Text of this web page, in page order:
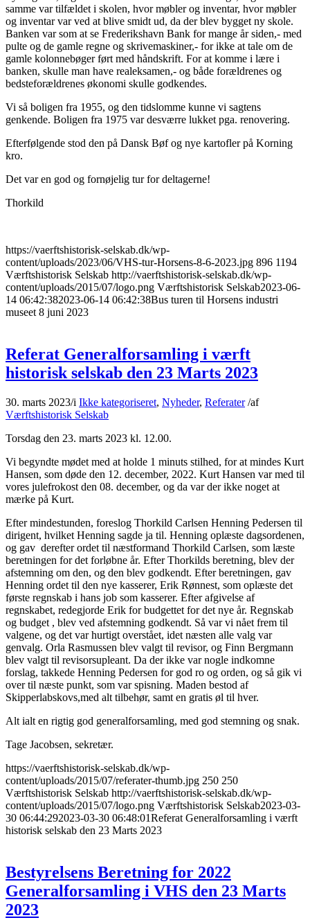
samme var tilfældet i skolen, hvor møbler og inventar, hvor møbler
og inventar var ved at blive smidt ud, da der blev bygget ny skole.
Banken var som at se Frederikshavn Bank for mange år siden,- med
pulte og de gamle regne og skrivemaskiner,- for ikke at tale om de
gamle kolonnebøger ført med håndskrift. For at komme i lære i
banken, skulle man have realeksamen,- og både forældrenes og
bedsteforældrenes økonomi skulle godkendes.
Vi så boligen fra 1955, og den tidslomme kunne vi sagtens
genkende. Boligen fra 1975 var desværre lukket pga. renovering.
Efterfølgende stod den på Dansk Bøf og nye kartofler på Korning
kro.
Det var en god og fornøjelig tur for deltagerne!
Thorkild
https://vaerftshistorisk-selskab.dk/wp-
content/uploads/2023/06/VHS-tur-Horsens-8-6-2023.jpg 896 1194
Værftshistorisk Selskab http://vaerftshistorisk-selskab.dk/wp-
content/uploads/2015/07/logo.png Værftshistorisk Selskab2023-06-
14 06:42:382023-06-14 06:42:38Bus turen til Horsens industri
museet 8 juni 2023
Referat Generalforsamling i værft
historisk selskab den 23 Marts 2023
30. marts 2023/i Ikke kategoriseret, Nyheder, Referater /af
Værftshistorisk Selskab
Torsdag den 23. marts 2023 kl. 12.00.
Vi begyndte mødet med at holde 1 minuts stilhed, for at mindes Kurt
Hansen, som døde den 12. december, 2022. Kurt Hansen var med til
vores julefrokost den 08. december, og da var der ikke noget at
mærke på Kurt.
Efter mindestunden, foreslog Thorkild Carlsen Henning Pedersen til
dirigent, hvilket Henning sagde ja til. Henning oplæste dagsordenen,
og gav derefter ordet til næstformand Thorkild Carlsen, som læste
beretningen for det forløbne år. Efter Thorkilds beretning, blev der
afstemning om den, og den blev godkendt. Efter beretningen, gav
Henning ordet til den nye kasserer, Erik Rønnest, som oplæste det
første regnskab i hans job som kasserer. Efter afgivelse af
regnskabet, redegjorde Erik for budgettet for det nye år. Regnskab
og budget , blev ved afstemning godkendt. Så var vi nået frem til
valgene, og det var hurtigt overstået, idet næsten alle valg var
genvalg. Orla Rasmussen blev valgt til revisor, og Finn Bergmann
blev valgt til revisorsupleant. Da der ikke var nogle indkomne
forslag, takkede Henning Pedersen for god ro og orden, og så gik vi
over til næste punkt, som var spisning. Maden bestod af
Skipperlabskovs,med alt tilbehør, samt en gratis øl til hver.
Alt ialt en rigtig god generalforsamling, med god stemning og snak.
Tage Jacobsen, sekretær.
https://vaerftshistorisk-selskab.dk/wp-
content/uploads/2015/07/referater-thumb.jpg 250 250
Værftshistorisk Selskab http://vaerftshistorisk-selskab.dk/wp-
content/uploads/2015/07/logo.png Værftshistorisk Selskab2023-03-
30 06:44:292023-03-30 06:48:01Referat Generalforsamling i værft
historisk selskab den 23 Marts 2023
Bestyrelsens Beretning for 2022
Generalforsamling i VHS den 23 Marts
2023